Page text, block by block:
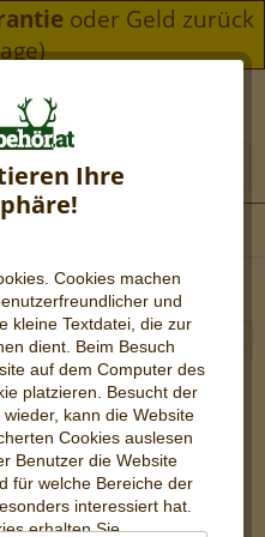
oder Geld zurück
Ihre
Cookies machen
nutzerfreundlicher und
kleine Textdatei, die zur
dient. Beim Besuch
auf dem Computer des
platzieren. Besucht der
kann die Website
Cookies auslesen
Benutzer die Website
für welche Bereiche der
interessiert hat.
erhalten Sie